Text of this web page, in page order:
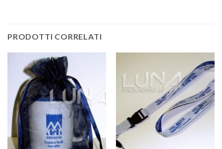
PRODOTTI CORRELATI